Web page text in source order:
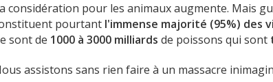
considération pour les animaux augmente. Mais
pourtant l'immense majorité (95%) des
sont de 1000 à 3000 milliards de poissons qui sont
assistons sans rien faire à un massacre